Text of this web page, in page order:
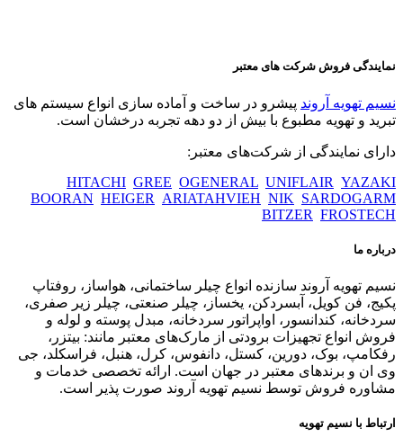
نمایندگی فروش شرکت های معتبر
نسیم تهویه آروند پیشرو در ساخت و آماده سازی انواع سیستم های
تبرید و تهویه مطبوع با بیش از دو دهه تجربه درخشان است.
دارای نمایندگی از شرکت‌های معتبر:
HITACHI GREE OGENERAL UNIFLAIR YAZAKI
BOORAN HEIGER ARIATAHVIEH NIK SARDOGARM
BITZER FROSTECH
درباره ما
نسیم تهویه آروند سازنده انواع چیلر ساختمانی، هواساز، روفتاپ
پکیج، فن کویل، آبسردکن، یخساز، چیلر صنعتی، چیلر زیر صفری،
سردخانه، کندانسور، اواپراتور سردخانه، مبدل پوسته و لوله و
فروش انواع تجهیزات برودتی از مارک‌های معتبر مانند: بیتزر،
رفکامپ، بوک، دورین، کستل، دانفوس، کرل، هنبل، فراسکلد، جی
وی ان و برندهای معتبر در جهان است. ارائه تخصصی خدمات و
مشاوره فروش توسط نسیم تهویه آروند صورت پذیر است.
ارتباط با نسیم تهویه